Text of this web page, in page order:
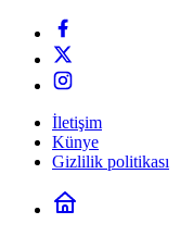
İletişim
Künye
Gizlilik politikası